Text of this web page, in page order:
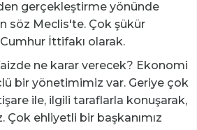
gerçekleştirme yönünde
söz Meclis'te. Çok şükür
İttifakı olarak.
ne karar verecek? Ekonomi
bir yönetimimiz var. Geriye çok
ile, ilgili taraflarla konuşarak,
Çok ehliyetli bir başkanımız